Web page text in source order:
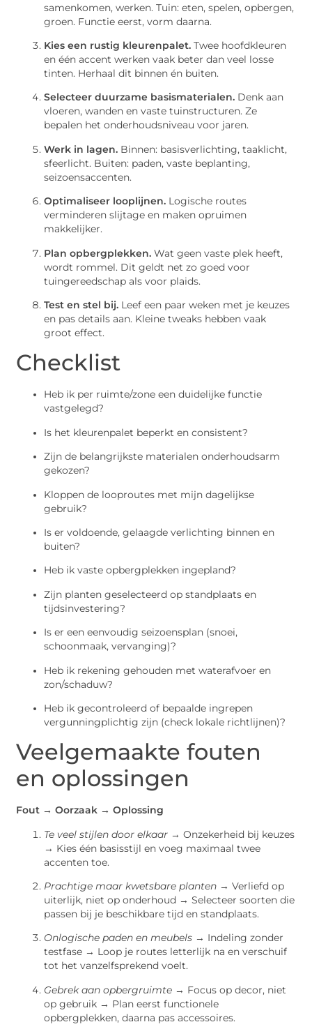
samenkomen, werken. Tuin: eten, spelen, opbergen,
groen. Functie eerst, vorm daarna.
Kies een rustig kleurenpalet. Twee hoofdkleuren
en één accent werken vaak beter dan veel losse
tinten. Herhaal dit binnen én buiten.
Selecteer duurzame basismaterialen. Denk aan
vloeren, wanden en vaste tuinstructuren. Ze
bepalen het onderhoudsniveau voor jaren.
Werk in lagen. Binnen: basisverlichting, taaklicht,
sfeerlicht. Buiten: paden, vaste beplanting,
seizoensaccenten.
Optimaliseer looplijnen. Logische routes
verminderen slijtage en maken opruimen
makkelijker.
Plan opbergplekken. Wat geen vaste plek heeft,
wordt rommel. Dit geldt net zo goed voor
tuingereedschap als voor plaids.
Test en stel bij. Leef een paar weken met je keuzes
en pas details aan. Kleine tweaks hebben vaak
groot effect.
Checklist
Heb ik per ruimte/zone een duidelijke functie
vastgelegd?
Is het kleurenpalet beperkt en consistent?
Zijn de belangrijkste materialen onderhoudsarm
gekozen?
Kloppen de looproutes met mijn dagelijkse
gebruik?
Is er voldoende, gelaagde verlichting binnen en
buiten?
Heb ik vaste opbergplekken ingepland?
Zijn planten geselecteerd op standplaats en
tijdsinvestering?
Is er een eenvoudig seizoensplan (snoei,
schoonmaak, vervanging)?
Heb ik rekening gehouden met waterafvoer en
zon/schaduw?
Heb ik gecontroleerd of bepaalde ingrepen
vergunningplichtig zijn (check lokale richtlijnen)?
Veelgemaakte fouten
en oplossingen
Fout → Oorzaak → Oplossing
Te veel stijlen door elkaar → Onzekerheid bij keuzes
→ Kies één basisstijl en voeg maximaal twee
accenten toe.
Prachtige maar kwetsbare planten → Verliefd op
uiterlijk, niet op onderhoud → Selecteer soorten die
passen bij je beschikbare tijd en standplaats.
Onlogische paden en meubels → Indeling zonder
testfase → Loop je routes letterlijk na en verschuif
tot het vanzelfsprekend voelt.
Gebrek aan opbergruimte → Focus op decor, niet
op gebruik → Plan eerst functionele
opbergplekken, daarna pas accessoires.